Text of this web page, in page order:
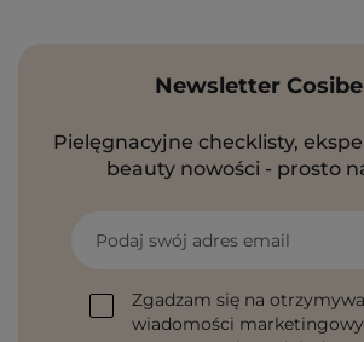
Newsletter
Pielęgnacyjne checklisty,
beauty nowości - prosto
Podaj swój adres email
Zgadzam się na
wiadomości